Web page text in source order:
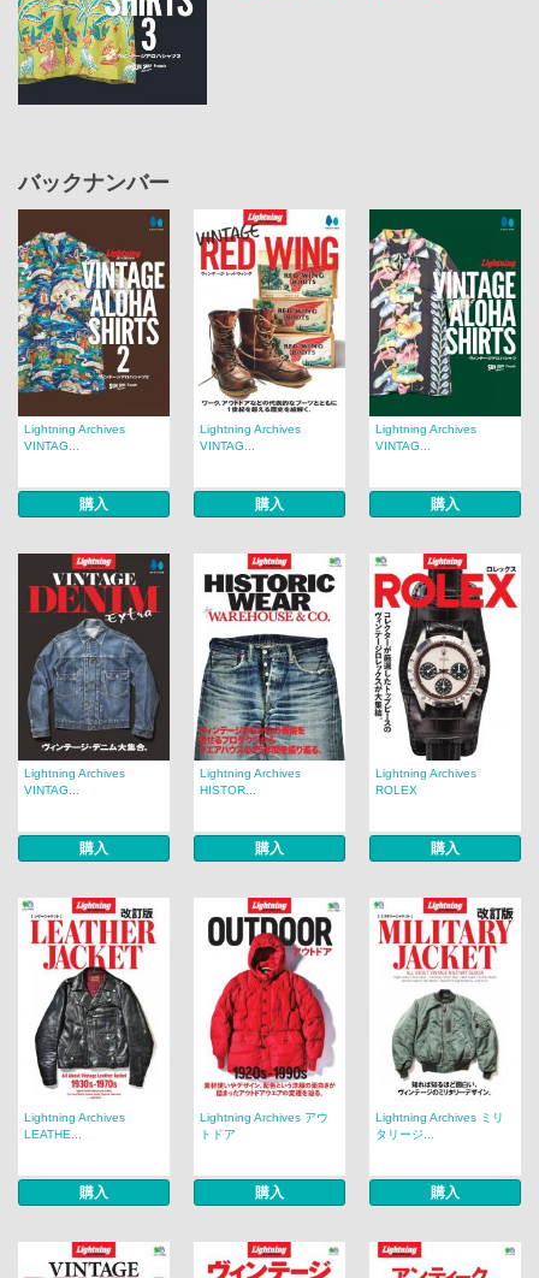
バックナンバー
Lightning Archives
VINTAG...
購入
Lightning Archives
VINTAG...
購入
Lightning Archives
VINTAG...
購入
Lightning Archives
VINTAG...
購入
Lightning Archives
HISTOR...
購入
Lightning Archives
ROLEX
購入
Lightning Archives
LEATHE...
購入
Lightning Archives アウ
トドア
購入
Lightning Archives ミリ
タリージ...
購入